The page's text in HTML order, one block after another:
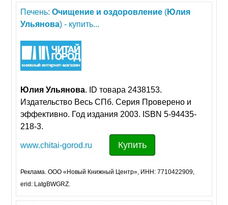
Печень:Очищение и оздоровление (Юлия
Ульянова) - купить...
Юлия Ульянова. ID товара 2438153.
Издательство Весь СПб. Серия Проверено и
эффективно. Год издания 2003. ISBN 5-94435-
218-3.
www.chitai-gorod.ru Купить
Реклама. ООО «Новый Книжный Центр», ИНН: 7710422909,
erid: LatgBWGRZ.